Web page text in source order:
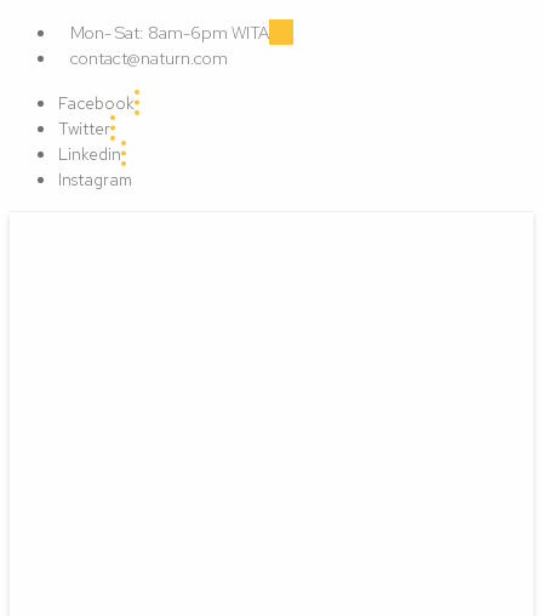
Mon- Sat: 8am-6pm WITA
contact@naturn.com
Facebook
Twitter
Linkedin
Instagram